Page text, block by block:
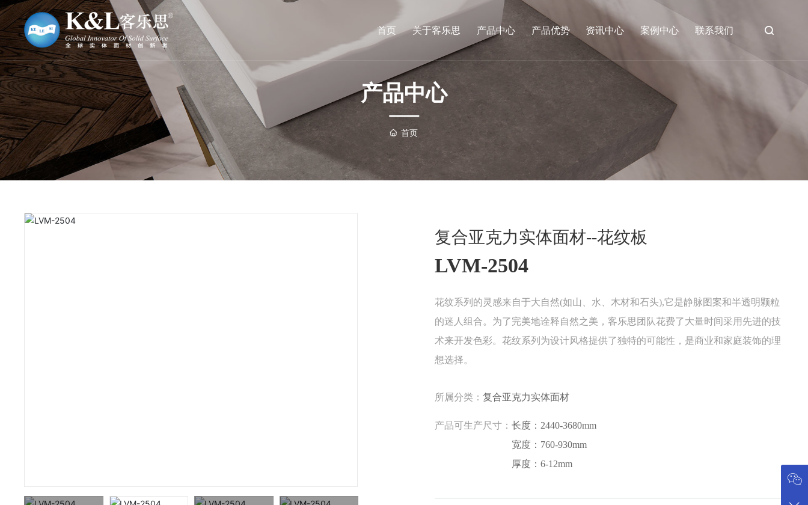
首页 关于客乐思 产品中心 产品优势 资讯中心 案例中心 联系我们
产品中心
首页
复合亚克力实体面材--花纹板
LVM-2504
花纹系列的灵感来自于大自然(如山、水、木材和石头),它是静脉图案和半透明颗粒
的迷人组合。为了完美地诠释自然之美，客乐思团队花费了大量时间采用先进的技
术来开发色彩。花纹系列为设计风格提供了独特的可能性，是商业和家庭装饰的理
想选择。
所属分类： 复合亚克力实体面材
产品可生产尺寸： 长度：2440-3680mm
宽度：760-930mm
厚度：6-12mm